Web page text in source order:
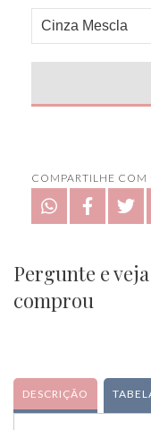
COMPARTILHE COM
Pergunte e
comprou
DESCRIÇÃO